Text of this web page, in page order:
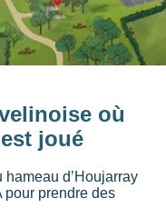
où
joué
d’Houjarray
pour prendre des